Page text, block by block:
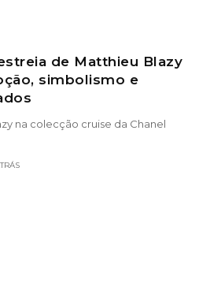
de Matthieu Blazy
simbolismo e
na colecção cruise da Chanel